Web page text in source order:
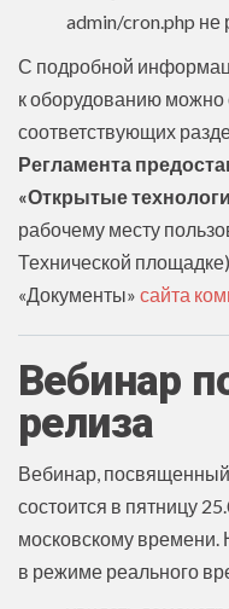
admin/cron.php не
С подробной
к оборудованию можно
соответствующих
Регламента
«Открытые
рабочему месту
Технической
«Документы» сайта
Вебинар
релиза
Вебинар, посвященный
состоится в пятницу
московскому времени.
в режиме реального